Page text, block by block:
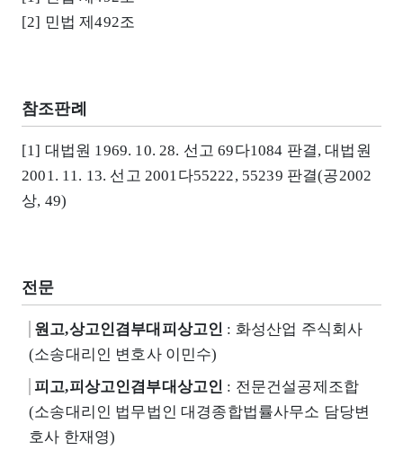
[2] 민법 제492조
참조판례
[1] 대법원 1969. 10. 28. 선고 69다1084 판결, 대법원
2001. 11. 13. 선고 2001다55222, 55239 판결(공2002
상, 49)
전문
원고,상고인겸부대피상고인 : 화성산업 주식회사
(소송대리인 변호사 이민수)
피고,피상고인겸부대상고인 : 전문건설공제조합
(소송대리인 법무법인 대경종합법률사무소 담당변
호사 한재영)